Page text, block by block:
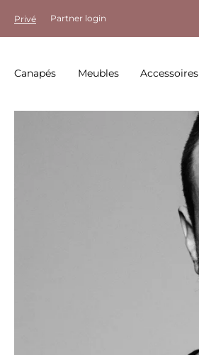
Privé Partner login
Canapés Meubles Accessoires